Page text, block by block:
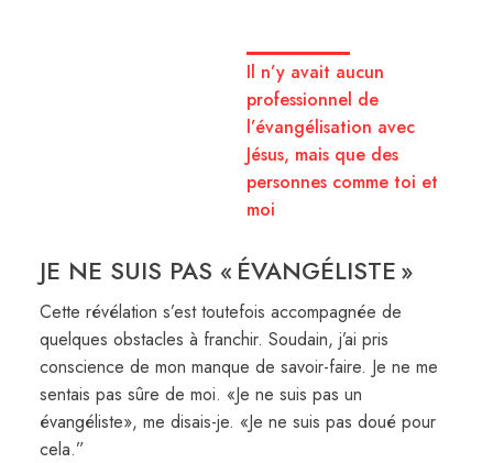
Il n’y avait aucun
professionnel de
l’évangélisation avec
Jésus, mais que des
personnes comme toi et
moi
JE NE SUIS PAS « ÉVANGÉLISTE »
Cette révélation s’est toutefois accompagnée de
quelques obstacles à franchir. Soudain, j’ai pris
conscience de mon manque de savoir-faire. Je ne me
sentais pas sûre de moi. «Je ne suis pas un
évangéliste», me disais-je. «Je ne suis pas doué pour
cela.”